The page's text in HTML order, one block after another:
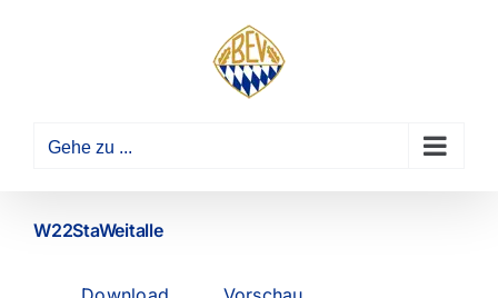
Gehe zu ...
W22StaWeitalle